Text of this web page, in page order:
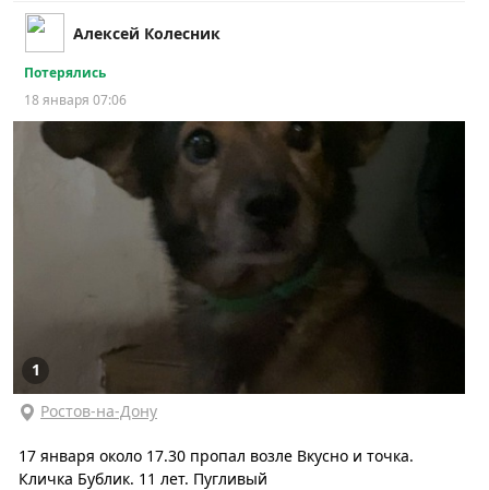
Алексей Колесник
Потерялись
18 января 07:06
1
Ростов-на-Дону
17 января около 17.30 пропал возле Вкусно и точка.
Кличка Бублик. 11 лет. Пугливый